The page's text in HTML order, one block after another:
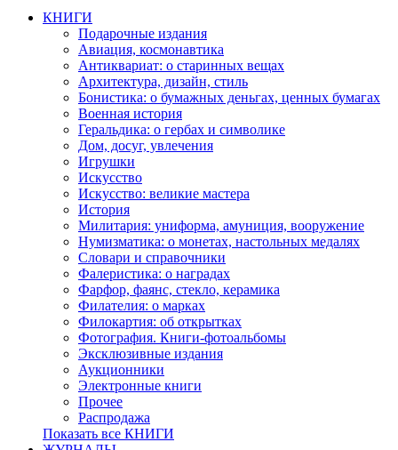
КНИГИ
Подарочные издания
Авиация, космонавтика
Антиквариат: о старинных вещах
Архитектура, дизайн, стиль
Бонистика: о бумажных деньгах, ценных бумагах
Военная история
Геральдика: о гербах и символике
Дом, досуг, увлечения
Игрушки
Искусство
Искусство: великие мастера
История
Милитария: униформа, амуниция, вооружение
Нумизматика: о монетах, настольных медалях
Словари и справочники
Фалеристика: о наградах
Фарфор, фаянс, стекло, керамика
Филателия: о марках
Филокартия: об открытках
Фотография. Книги-фотоальбомы
Эксклюзивные издания
Аукционники
Электронные книги
Прочее
Распродажа
Показать все КНИГИ